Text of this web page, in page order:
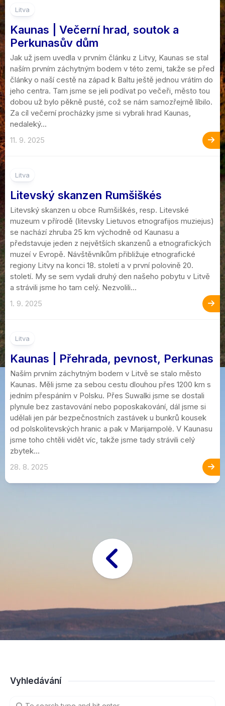
Litva
Kaunas | Večerní hrad, soutok a
Perkunasův dům
Jak už jsem uvedla v prvním článku z Litvy, Kaunas se stal
naším prvním záchytným bodem v této zemi, takže se před
články o naší cestě na západ k Baltu ještě jednou vrátím do
jeho centra. Tam jsme se jeli podívat po večeři, město tou
dobou už bylo pěkně pusté, což se nám samozřejmě líbilo.
Za cíl večerní procházky jsme si vybrali hrad Kaunas,
nedaleký...
11. 9. 2025
Litva
Litevský skanzen Rumšiškés
Litevský skanzen u obce Rumšiškés, resp. Litevské
muzeum v přírodě (litevsky Lietuvos etnografijos muziejus)
se nachází zhruba 25 km východně od Kaunasu a
představuje jeden z největších skanzenů a etnografických
muzeí v Evropě. Návštěvníkům přibližuje etnografické
regiony Litvy na konci 18. století a v první polovině 20.
století. My se sem vydali druhý den našeho pobytu v Litvě
a strávili jsme ho tam celý. Nezvolili...
1. 9. 2025
Litva
Kaunas | Přehrada, pevnost, Perkunas
Naším prvním záchytným bodem v Litvě se stalo město
Kaunas. Měli jsme za sebou cestu dlouhou přes 1200 km s
jedním přespáním v Polsku. Přes Suwalki jsme se dostali
plynule bez zastavování nebo poposkakování, dál jsme si
udělali jen pár bezpečnostních zastávek u bunkrů kousek
od polskolitevských hranic a pak v Marijampolė. V Kaunasu
jsme toho chtěli vidět víc, takže jsme tady strávili celý
zbytek...
28. 8. 2025
Vyhledávání